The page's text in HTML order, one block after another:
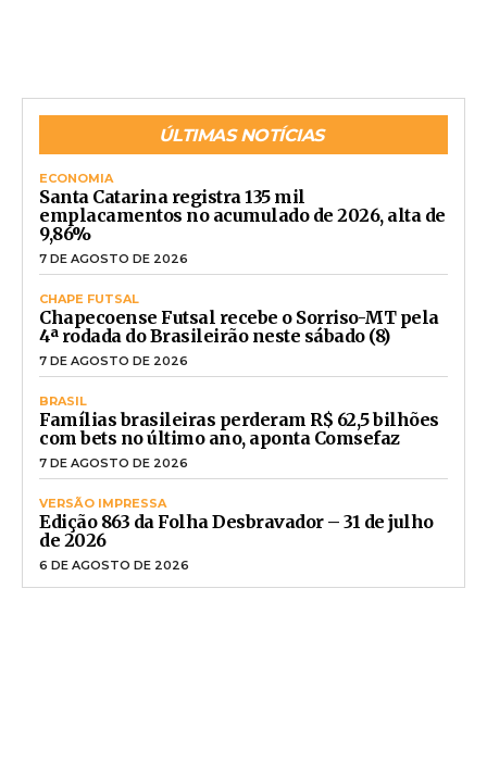
ÚLTIMAS NOTÍCIAS
ECONOMIA
Santa Catarina registra 135 mil
emplacamentos no acumulado de 2026, alta de
9,86%
7 DE AGOSTO DE 2026
CHAPE FUTSAL
Chapecoense Futsal recebe o Sorriso-MT pela
4ª rodada do Brasileirão neste sábado (8)
7 DE AGOSTO DE 2026
BRASIL
Famílias brasileiras perderam R$ 62,5 bilhões
com bets no último ano, aponta Comsefaz
7 DE AGOSTO DE 2026
VERSÃO IMPRESSA
Edição 863 da Folha Desbravador – 31 de julho
de 2026
6 DE AGOSTO DE 2026